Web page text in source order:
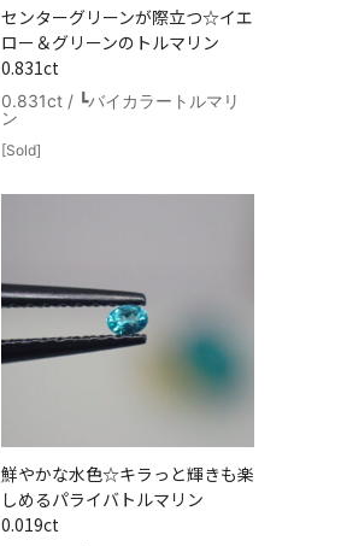
センターグリーンが際立つ☆イエ
ロー＆グリーンのトルマリン
0.831ct
0.831ct / ┗バイカラートルマリ
ン
[Sold]
鮮やかな水色☆キラっと輝きも楽
しめるパライバトルマリン
0.019ct